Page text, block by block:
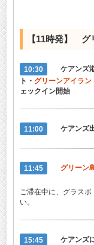
【11時発】 グ
10:30
ケアンズ
ト・ グリーンアイラン
ェックイン開始
11:00 ケアンズ
11:45 グリーン
ご滞在中に、グラス
い。
15:45 ケアンズ